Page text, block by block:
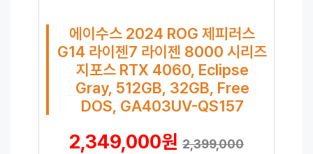
에이수스 2024 ROG 제피러스
G14 라이젠7 라이젠 8000 시리즈
지포스 RTX 4060, Eclipse
Gray, 512GB, 32GB, Free
DOS, GA403UV-QS157
2,349,000원 2,399,000